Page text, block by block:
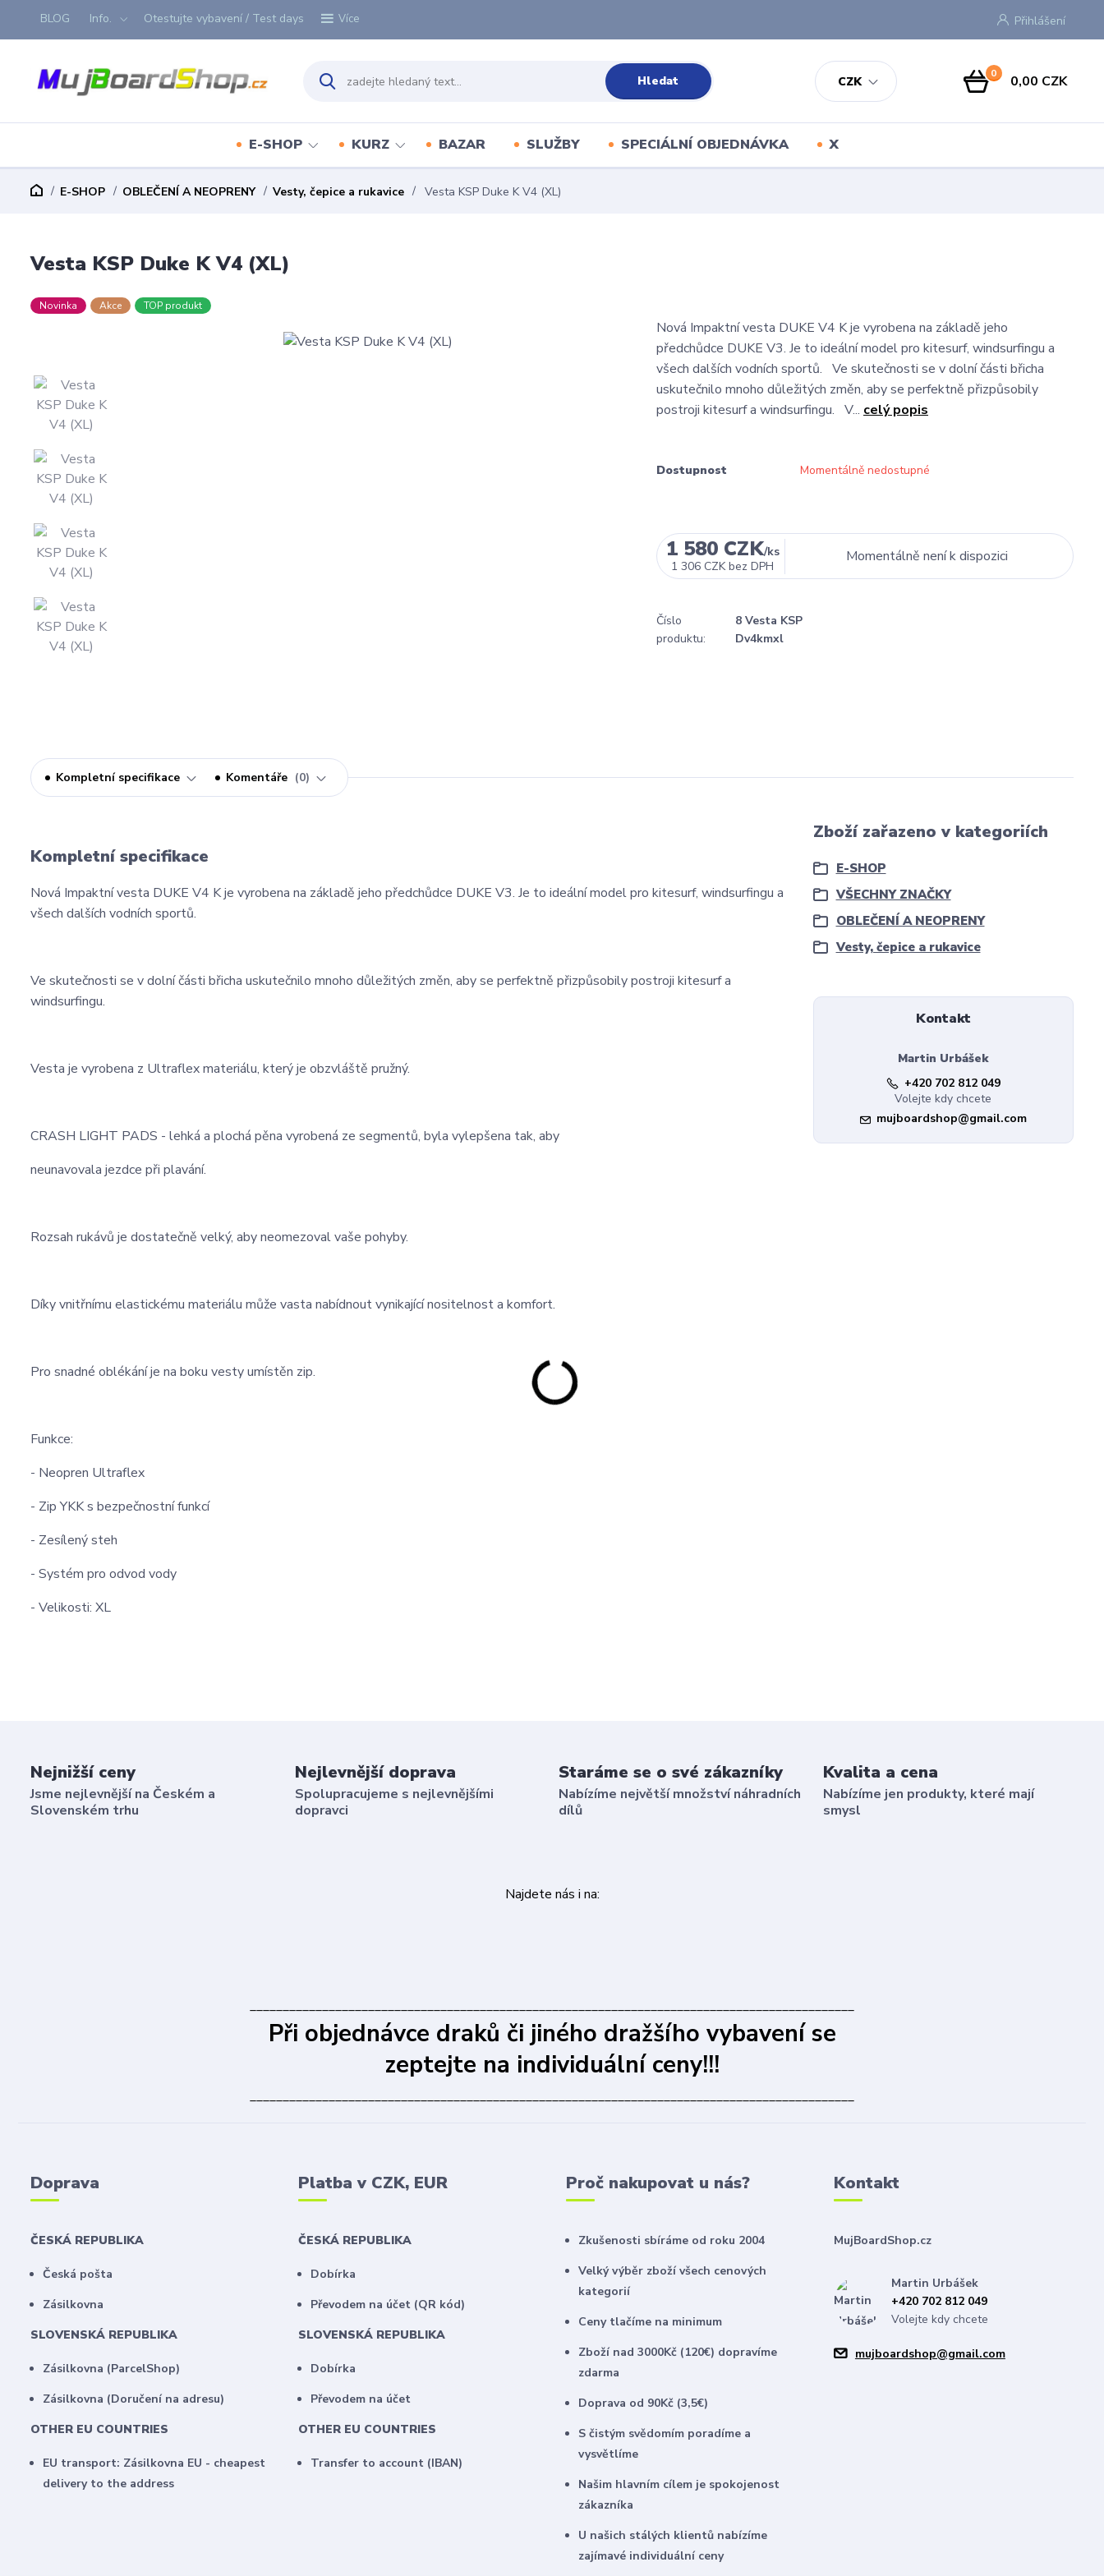
BLOG Info. Otestujte vybavení / Test days Více
CZK
Přihlášení
Hledat 0 0,00 CZK
E-SHOP KURZ BAZAR SLUŽBY SPECIÁLNÍ OBJEDNÁVKA X
E-SHOP OBLEČENÍ A NEOPRENY Vesty, čepice a rukavice Vesta KSP Duke K V4 (XL)
Vesta KSP Duke K V4 (XL)
Novinka Akce TOP produkt
Nová Impaktní vesta DUKE V4 K je vyrobena na základě jeho
předchůdce DUKE V3. Je to ideální model pro kitesurf, windsurfingu a
všech dalších vodních sportů. Ve skutečnosti se v dolní části břicha
uskutečnilo mnoho důležitých změn, aby se perfektně přizpůsobily
postroji kitesurf a windsurfingu. V... celý popis
Dostupnost Momentálně nedostupné
1 580 CZK/ks
1 306 CZK bez DPH
Momentálně není k dispozici
Číslo
produktu:
8 Vesta KSP
Dv4kmxl
Kompletní specifikace Komentáře 0
Kompletní specifikace
Nová Impaktní vesta DUKE V4 K je vyrobena na základě jeho předchůdce DUKE V3. Je to ideální model pro kitesurf, windsurfingu a
všech dalších vodních sportů.
Ve skutečnosti se v dolní části břicha uskutečnilo mnoho důležitých změn, aby se perfektně přizpůsobily postroji kitesurf a
windsurfingu.
Vesta je vyrobena z Ultraflex materiálu, který je obzvláště pružný.
CRASH LIGHT PADS - lehká a plochá pěna vyrobená ze segmentů, byla vylepšena tak, aby
neunavovala jezdce při plavání.
Rozsah rukávů je dostatečně velký, aby neomezoval vaše pohyby.
Díky vnitřnímu elastickému materiálu může vasta nabídnout vynikající nositelnost a komfort.
Pro snadné oblékání je na boku vesty umístěn zip.
Funkce:
- Neopren Ultraflex
- Zip YKK s bezpečnostní funkcí
- Zesílený steh
- Systém pro odvod vody
- Velikosti: XL
Zboží zařazeno v kategoriích
E-SHOP
VŠECHNY ZNAČKY
OBLEČENÍ A NEOPRENY
Vesty, čepice a rukavice
Kontakt
Martin Urbášek
+420 702 812 049
Volejte kdy chcete
mujboardshop@gmail.com
Nejnižší ceny
Jsme nejlevnější na Českém a
Slovenském trhu
Nejlevnější doprava
Spolupracujeme s nejlevnějšími
dopravci
Staráme se o své zákazníky
Nabízíme největší množství náhradních
dílů
Kvalita a cena
Nabízíme jen produkty, které mají
smysl
Najdete nás i na:
____________________________________________________________________________________________
Při objednávce draků či jiného dražšího vybavení se
zeptejte na individuální ceny!!!
____________________________________________________________________________________________
Doprava
ČESKÁ REPUBLIKA
Česká pošta
Zásilkovna
SLOVENSKÁ REPUBLIKA
Zásilkovna (ParcelShop)
Zásilkovna (Doručení na adresu)
OTHER EU COUNTRIES
EU transport: Zásilkovna EU - cheapest
delivery to the address
Platba v CZK, EUR
ČESKÁ REPUBLIKA
Dobírka
Převodem na účet (QR kód)
SLOVENSKÁ REPUBLIKA
Dobírka
Převodem na účet
OTHER EU COUNTRIES
Transfer to account (IBAN)
Proč nakupovat u nás?
Zkušenosti sbíráme od roku 2004
Velký výběr zboží všech cenových
kategorií
Ceny tlačíme na minimum
Zboží nad 3000Kč (120€) dopravíme
zdarma
Doprava od 90Kč (3,5€)
S čistým svědomím poradíme a
vysvětlíme
Našim hlavním cílem je spokojenost
zákazníka
U našich stálých klientů nabízíme
zajímavé individuální ceny
Kontakt
MujBoardShop.cz
Martin Urbášek
+420 702 812 049
Volejte kdy chcete
mujboardshop@gmail.com